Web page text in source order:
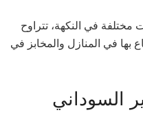
في النكهة، تتراوح
بها في المنازل والمخابز في
السوداني